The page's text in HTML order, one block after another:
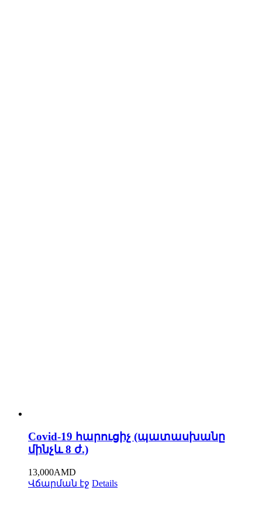
Covid-19 հարուցիչ (պատասխանը
մինչև 8 ժ.)
13,000AMD
Վճարման էջ Details